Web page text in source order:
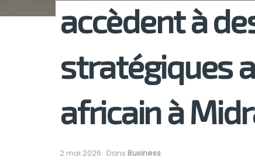
accèdent à
stratégiques
africain à
2 mai 2026 Dans Business